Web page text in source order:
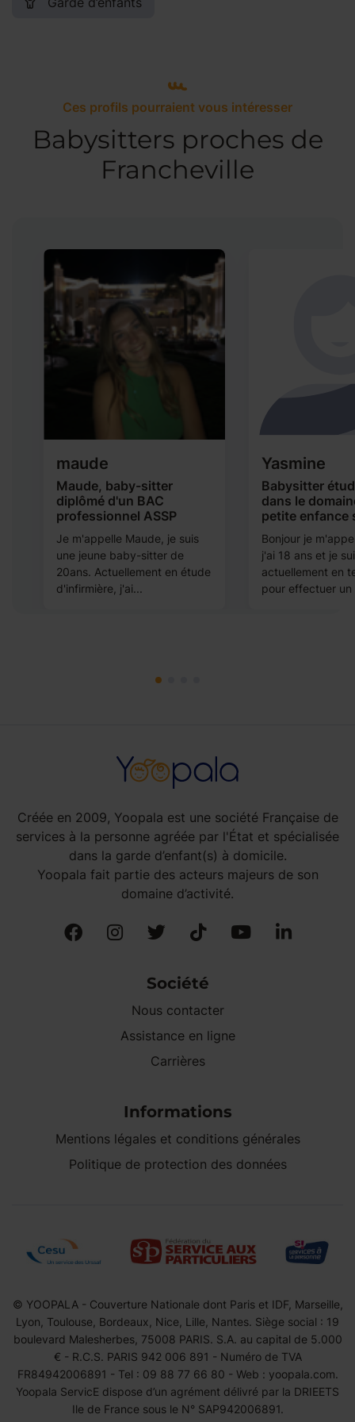
Ces profils pourraient vous intéresser
Babysitters proches de
Francheville
maude
Maude, baby-sitter
diplômé d'un BAC
professionnel ASSP
Je m'appelle Maude, je suis
une jeune baby-sitter de
20ans. Actuellement en étude
d'infirmière, j'ai...
Yasmine
Babysitter
dans le
petite enfance
Bonjour je
j'ai 18 ans et je
actuellement en
pour effectuer un
Créée en 2009, Yoopala est une société Française de
services à la personne agréée par l'État et spécialisée
dans la garde d’enfant(s) à domicile.
Yoopala fait partie des acteurs majeurs de son
domaine d’activité.
Société
Nous contacter
Assistance en ligne
Carrières
Informations
Mentions légales et conditions générales
Politique de protection des données
© YOOPALA - Couverture Nationale dont Paris et IDF, Marseille,
Lyon, Toulouse, Bordeaux, Nice, Lille, Nantes. Siège social : 19
boulevard Malesherbes, 75008 PARIS. S.A. au capital de 5.000
€ - R.C.S. PARIS 942 006 891 - Numéro de TVA
FR84942006891 - Tel : 09 88 77 66 80 - Web : yoopala.com.
Yoopala ServicE dispose d’un agrément délivré par la DRIEETS
Ile de France sous le N° SAP942006891.